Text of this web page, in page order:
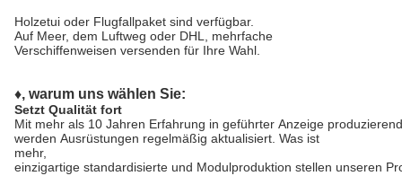
Holzetui oder Flugfallpaket sind verfügbar.
Auf Meer, dem Luftweg oder DHL, mehrfache
Verschiffenweisen versenden für Ihre Wahl.
♦, warum uns wählen Sie:
Setzt Qualität fort
Mit mehr als 10 Jahren Erfahrung in geführter Anzeige
werden Ausrüstungen regelmäßig aktualisiert. Was ist
mehr,
einzigartige standardisierte und Modulproduktion stellen unseren